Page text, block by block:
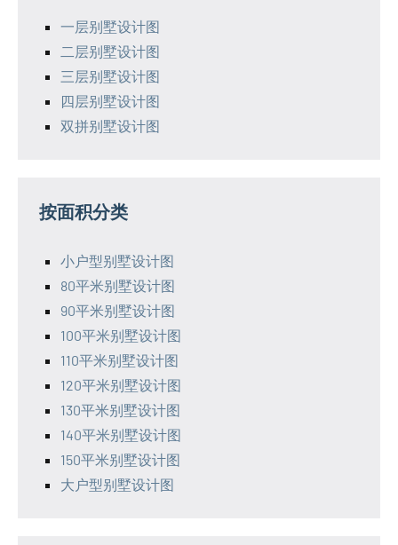
一层别墅设计图
二层别墅设计图
三层别墅设计图
四层别墅设计图
双拼别墅设计图
按面积分类
小户型别墅设计图
80平米别墅设计图
90平米别墅设计图
100平米别墅设计图
110平米别墅设计图
120平米别墅设计图
130平米别墅设计图
140平米别墅设计图
150平米别墅设计图
大户型别墅设计图